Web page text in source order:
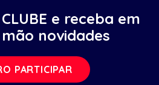
e receba em
novidades
PARTICIPAR